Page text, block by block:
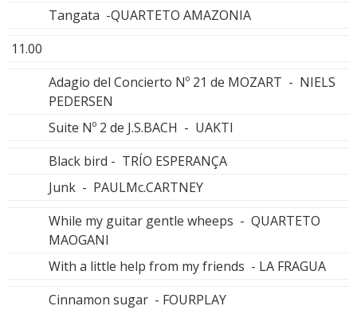
Tangata -QUARTETO AMAZONIA
11.00
Adagio del Concierto Nº 21 de MOZART - NIELS
PEDERSEN
Suite Nº 2 de J.S.BACH - UAKTI
Black bird - TRÍO ESPERANÇA
Junk - PAULMc.CARTNEY
While my guitar gentle wheeps - QUARTETO
MAOGANI
With a little help from my friends - LA FRAGUA
Cinnamon sugar - FOURPLAY